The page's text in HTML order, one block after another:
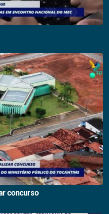
concurso